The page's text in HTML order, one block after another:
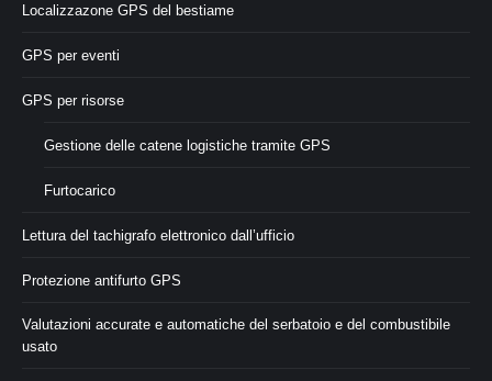
Localizzazone GPS del bestiame
GPS per eventi
GPS per risorse
Gestione delle catene logistiche tramite GPS
Furtocarico
Lettura del tachigrafo elettronico dall’ufficio
Protezione antifurto GPS
Valutazioni accurate e automatiche del serbatoio e del combustibile
usato